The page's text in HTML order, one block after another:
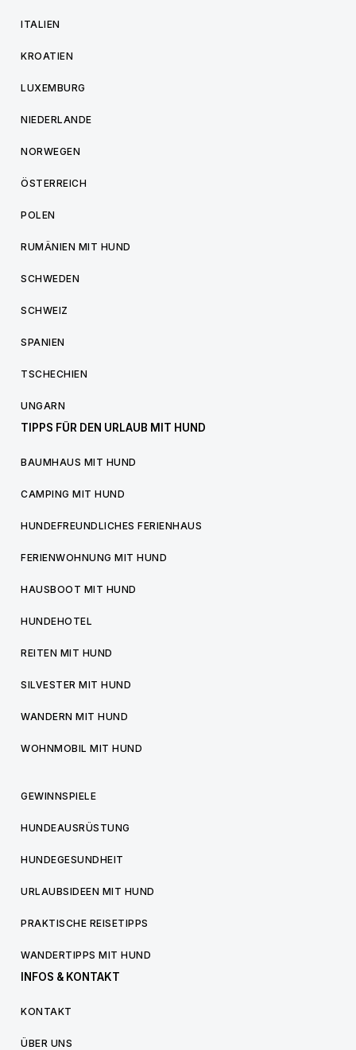
ITALIEN
KROATIEN
LUXEMBURG
NIEDERLANDE
NORWEGEN
ÖSTERREICH
POLEN
RUMÄNIEN MIT HUND
SCHWEDEN
SCHWEIZ
SPANIEN
TSCHECHIEN
UNGARN
TIPPS FÜR DEN URLAUB MIT HUND
BAUMHAUS MIT HUND
CAMPING MIT HUND
HUNDEFREUNDLICHES FERIENHAUS
FERIENWOHNUNG MIT HUND
HAUSBOOT MIT HUND
HUNDEHOTEL
REITEN MIT HUND
SILVESTER MIT HUND
WANDERN MIT HUND
WOHNMOBIL MIT HUND
GEWINNSPIELE
HUNDEAUSRÜSTUNG
HUNDEGESUNDHEIT
URLAUBSIDEEN MIT HUND
PRAKTISCHE REISETIPPS
WANDERTIPPS MIT HUND
INFOS & KONTAKT
KONTAKT
ÜBER UNS